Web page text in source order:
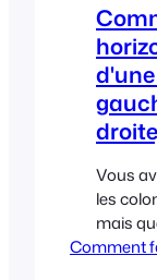
Vous
les
mais
Comment